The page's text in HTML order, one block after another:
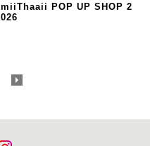
miiThaaii POP UP SHOP 2
026